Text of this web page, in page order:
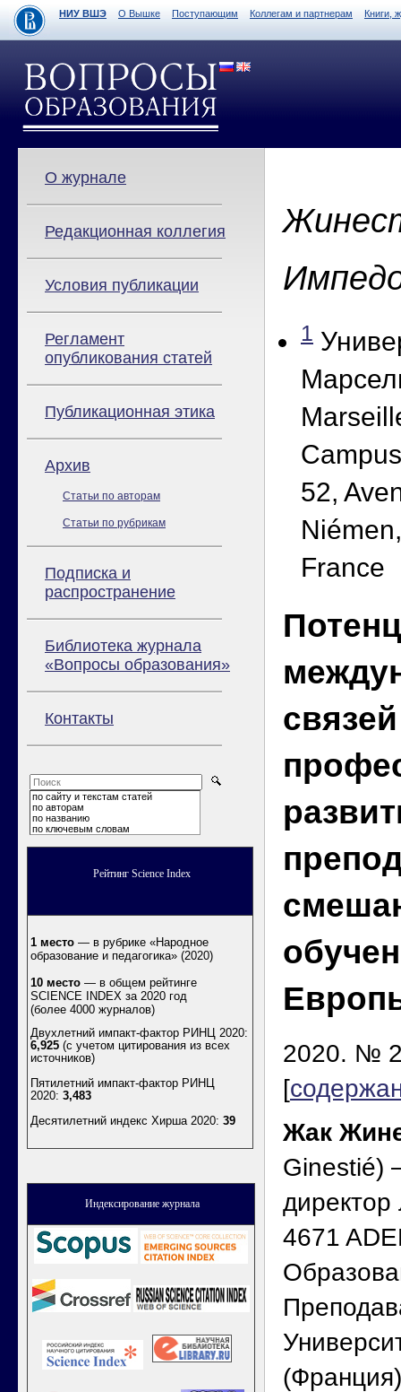
НИУ ВШЭ О Вышке Поступающим Коллегам и партнерам Книги,
О журнале
Редакционная коллегия
Условия публикации
Регламент
опубликования статей
Публикационная этика
Архив
Статьи по авторам
Статьи по рубрикам
Подписка и
распространение
Библиотека журнала
«Вопросы образования»
Контакты
по сайту и текстам статей
по авторам
по названию
по ключевым словам
Рейтинг Science Index
1 место — в рубрике «Народное
образование и педагогика» (2020)
10 место — в общем рейтинге
SCIENCE INDEX за 2020 год
(более 4000 журналов)
Двухлетний импакт-фактор РИНЦ 2020:
6,925 (с учетом цитирования из всех
источников)
Пятилетний импакт-фактор РИНЦ
2020: 3,483
Десятилетний индекс Хирша 2020: 39
Индексирование журнала
1
52,
France
2020. №
[
Жак
Ginestié)
директор
4671